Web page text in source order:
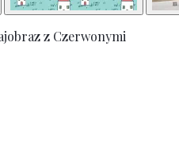
z Czerwonymi